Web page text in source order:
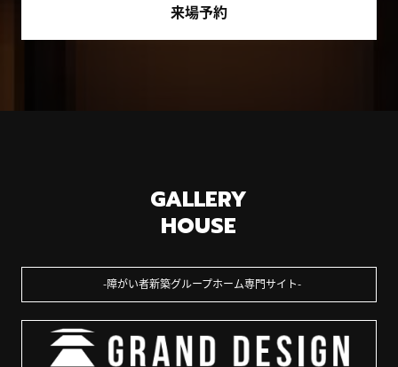
来場予約
GALLERY
HOUSE
障がい者新築グループホーム専門サイト